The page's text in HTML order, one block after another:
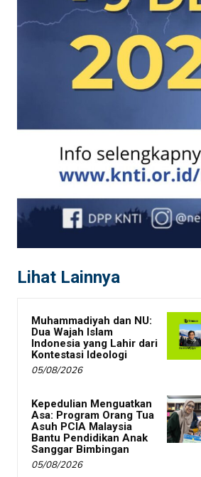
Lihat Lainnya
Muhammadiyah dan NU:
Dua Wajah Islam
Indonesia yang Lahir dari
Kontestasi Ideologi
05/08/2026
Kepedulian Menguatkan
Asa: Program Orang Tua
Asuh PCIA Malaysia
Bantu Pendidikan Anak
Sanggar Bimbingan
05/08/2026